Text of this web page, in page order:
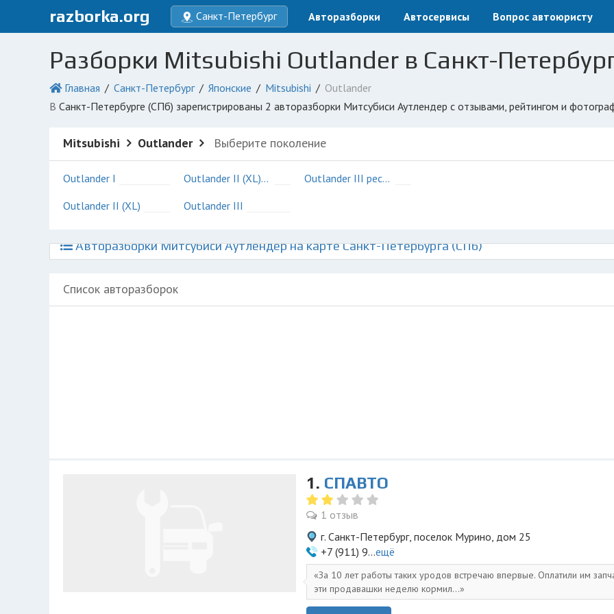
razborka.org Санкт-Петербург Авторазборки Автосервисы Вопрос автоюристу
Разборки Mitsubishi Outlander в Санкт-
Главная Санкт-Петербург Японские Mitsubishi
Outlander
в Санкт-Петербурге (СПб) зарегистрированы 2 авторазборки Митсубиси Аутлендер с отзывами, рейтингом и
Mitsubishi Outlander Выберите поколение
Outlander I
Outlander II (XL)
Outlander II (XL) рестайлинг
Outlander III
Outlander III рестайлинг
Авторазборки Митсубиси Аутлендер на карте Санкт-Петербурга (СПб)
Список авторазборок
1. СПАВТО
1 отзыв
г. Санкт-Петербург, поселок Мурино, дом 25
+7 (911) 9...ещё
За 10 лет работы таких уродов встречаю впервые. Оплатили им
эти продавашки неделю кормил...